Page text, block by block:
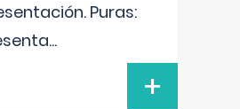
Puras:
...
+